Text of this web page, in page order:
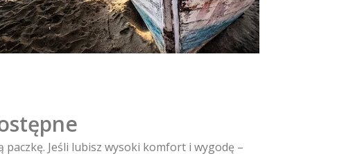
Jeśli lubisz wysoki komfort i wygodę –